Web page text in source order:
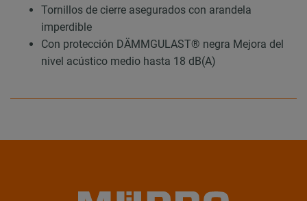
Tornillos de cierre asegurados con arandela
imperdible
Con protección DÄMMGULAST® negra Mejora del
nivel acústico medio hasta 18 dB(A)